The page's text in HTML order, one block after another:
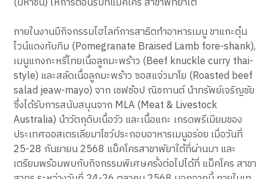
ภายในงานมีกิจกรรมไฮไลท์การสาธิตทำอาหารเมนู ขาแกะตุ๋น
ไวน์แดงทับทิม (Pomegranate Braised Lamb fore-shank),
เมนูแกงกะหรี่ไทยเนื้อลูกมะพร้าว (Beef knuckle curry thai-
style) และสลัดเนื้อลูกมะพร้าว ซอสแจ่วมาโย (Roasted beef
salad jeaw-mayo) จาก เชฟช้อป ณิชกานต์ นำทรัพย์เจริญชัย
ซึ่งได้รับการสนับสนุนจาก MLA (Meat & Livestock
Australia) นำวัตถุดิบเนื้อวัว และเนื้อแกะ เกรดพรีเมียมของ
ประเทศออสเตรเลียมาโชว์ประกอบอาหารเมนูอร่อย เมื่อวันที่
25-28 กันยายน 2568 แม็คโครสาขาพัยาใต้ที่ผ่านมา และ
เตรียมพร้อมพบกับกิจกรรมพิเศษครั้งต่อไปได้ที่ แม็คโคร สาขา